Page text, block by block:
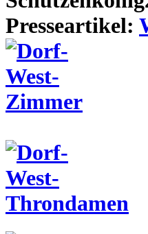
Presseartikel: